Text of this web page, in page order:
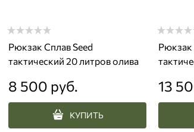
Рюкзак Сплав Seed
тактический 20 литров олива
8 500 руб.
КУПИТЬ
Рюкзак
13